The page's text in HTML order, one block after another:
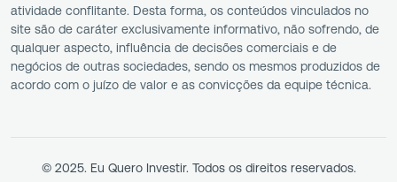
atividade conflitante. Desta forma, os conteúdos vinculados no
site são de caráter exclusivamente informativo, não sofrendo, de
qualquer aspecto, influência de decisões comerciais e de
negócios de outras sociedades, sendo os mesmos produzidos de
acordo com o juízo de valor e as convicções da equipe técnica.
© 2025. Eu Quero Investir. Todos os direitos reservados.